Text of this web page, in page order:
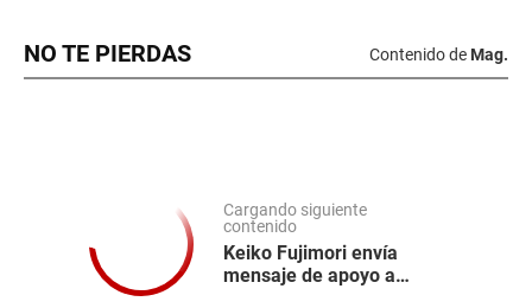
NO TE PIERDAS Contenido de Mag.
Cargando siguiente
contenido
Keiko Fujimori envía
mensaje de apoyo a